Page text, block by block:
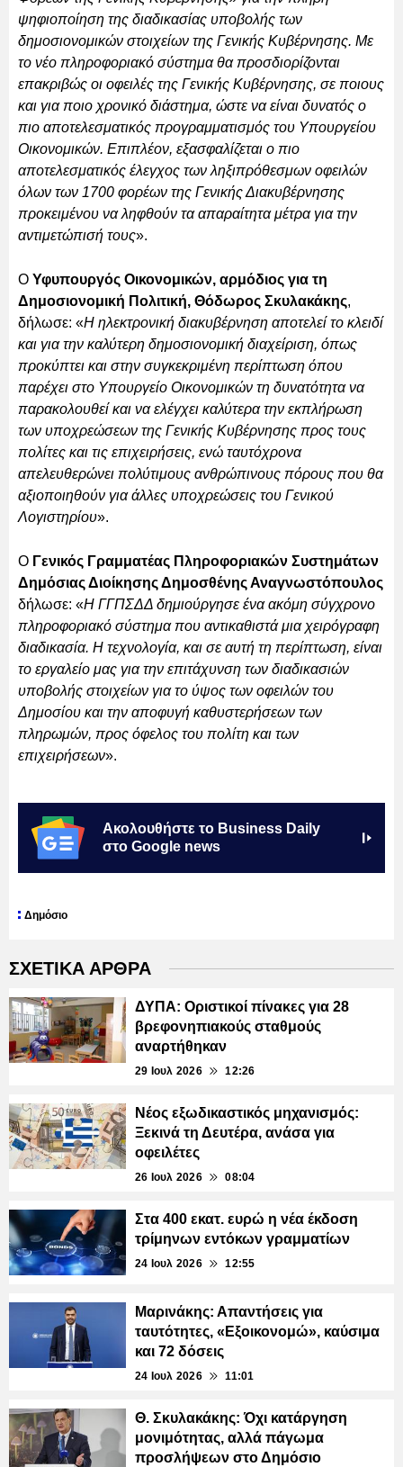
ψηφιοποίηση της διαδικασίας υποβολής των
δημοσιονομικών στοιχείων της Γενικής Κυβέρνησης. Με
το νέο πληροφοριακό σύστημα θα προσδιορίζονται
επακριβώς οι οφειλές της Γενικής Κυβέρνησης, σε ποιους
και για ποιο χρονικό διάστημα, ώστε να είναι δυνατός ο
πιο αποτελεσματικός προγραμματισμός του Υπουργείου
Οικονομικών. Επιπλέον, εξασφαλίζεται ο πιο
αποτελεσματικός έλεγχος των ληξιπρόθεσμων οφειλών
όλων των 1700 φορέων της Γενικής Διακυβέρνησης
προκειμένου να ληφθούν τα απαραίτητα μέτρα για την
αντιμετώπισή τους».
Ο Υφυπουργός Οικονομικών, αρμόδιος για τη
Δημοσιονομική Πολιτική, Θόδωρος Σκυλακάκης,
δήλωσε: «Η ηλεκτρονική διακυβέρνηση αποτελεί το κλειδί
και για την καλύτερη δημοσιονομική διαχείριση, όπως
προκύπτει και στην συγκεκριμένη περίπτωση όπου
παρέχει στο Υπουργείο Οικονομικών τη δυνατότητα να
παρακολουθεί και να ελέγχει καλύτερα την εκπλήρωση
των υποχρεώσεων της Γενικής Κυβέρνησης προς τους
πολίτες και τις επιχειρήσεις, ενώ ταυτόχρονα
απελευθερώνει πολύτιμους ανθρώπινους πόρους που θα
αξιοποιηθούν για άλλες υποχρεώσεις του Γενικού
Λογιστηρίου».
Ο Γενικός Γραμματέας Πληροφοριακών Συστημάτων
Δημόσιας Διοίκησης Δημοσθένης Αναγνωστόπουλος
δήλωσε: «Η ΓΓΠΣΔΔ δημιούργησε ένα ακόμη σύγχρονο
πληροφοριακό σύστημα που αντικαθιστά μια χειρόγραφη
διαδικασία. Η τεχνολογία, και σε αυτή τη περίπτωση, είναι
το εργαλείο μας για την επιτάχυνση των διαδικασιών
υποβολής στοιχείων για το ύψος των οφειλών του
Δημοσίου και την αποφυγή καθυστερήσεων των
πληρωμών, προς όφελος του πολίτη και των
επιχειρήσεων».
Ακολουθήστε το Business Daily
στο Google news
Δημόσιο
ΣΧΕΤΙΚΑ ΑΡΘΡΑ
ΔΥΠΑ: Οριστικοί πίνακες για 28
βρεφονηπιακούς σταθμούς
αναρτήθηκαν
29 Ιουλ 2026 12:26
Νέος εξωδικαστικός μηχανισμός:
Ξεκινά τη Δευτέρα, ανάσα για
οφειλέτες
26 Ιουλ 2026 08:04
Στα 400 εκατ. ευρώ η νέα έκδοση
τρίμηνων εντόκων γραμματίων
24 Ιουλ 2026 12:55
Μαρινάκης: Απαντήσεις για
ταυτότητες, «Εξοικονομώ», καύσιμα
και 72 δόσεις
24 Ιουλ 2026 11:01
Θ. Σκυλακάκης: Όχι κατάργηση
μονιμότητας, αλλά πάγωμα
προσλήψεων στο Δημόσιο